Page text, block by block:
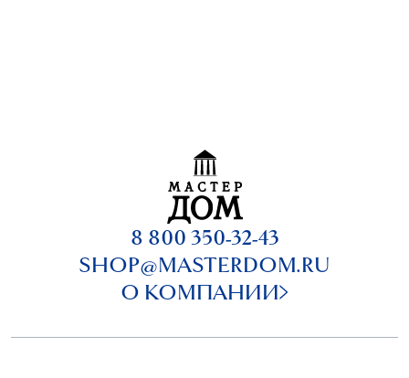
8 800 350-32-43
SHOP@MASTERDOM.RU
О КОМПАНИИ